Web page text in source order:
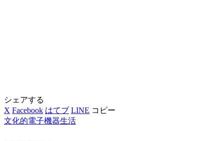
シェアする
X Facebook はてブ LINE コピー
文化的電子機器生活